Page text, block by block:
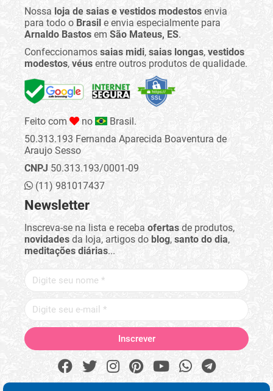
Nossa loja de saias e vestidos modestos envia
para todo o Brasil e envia especialmente para
Arnaldo Bastos em São Mateus, ES.
Confeccionamos saias midi, saias longas, vestidos
modestos, véus entre outros produtos de qualidade.
Feito com no
Brasil.
50.313.193 Fernanda Aparecida Boaventura de
Araujo Sesso
CNPJ 50.313.193/0001-09
(11) 981017437
Newsletter
Inscreva-se na lista e receba ofertas de produtos,
novidades da loja, artigos do blog, santo do dia,
meditações diárias...